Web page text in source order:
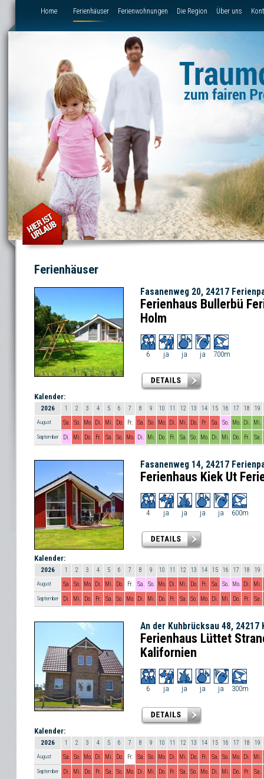
Direkt zum Inhalt
Home Ferienhäuser Ferienwohnungen Die Region Über uns
Ferienhäuser
Fasanenweg 20, 24217
Ferienhaus Bullerbü
Holm
6 ja ja ja 700m
Kalender:
2026 1 2 3 4 5 6 7 8 9 10 11 12 13 14 15 16 17 18 19
August Sa. So. Mo. Di. Mi. Do. Fr. Sa. So. Mo. Di. Mi. Do. Fr. Sa. So. Mo. Di. Mi.
September Di. Mi. Do. Fr. Sa. So. Mo. Di. Mi. Do. Fr. Sa. So. Mo. Di. Mi. Do. Fr. Sa.
Fasanenweg 14, 24217
Ferienhaus Kiek Ut
4 ja ja ja ja 600m
Kalender:
2026 1 2 3 4 5 6 7 8 9 10 11 12 13 14 15 16 17 18 19
August Sa. So. Mo. Di. Mi. Do. Fr. Sa. So. Mo. Di. Mi. Do. Fr. Sa. So. Mo. Di. Mi.
September Di. Mi. Do. Fr. Sa. So. Mo. Di. Mi. Do. Fr. Sa. So. Mo. Di. Mi. Do. Fr. Sa.
An der Kuhbrücksau 48, 24217
Ferienhaus Lüttet
Kalifornien
6 ja ja ja ja 300m
Kalender:
2026 1 2 3 4 5 6 7 8 9 10 11 12 13 14 15 16 17 18 19
August Sa. So. Mo. Di. Mi. Do. Fr. Sa. So. Mo. Di. Mi. Do. Fr. Sa. So. Mo. Di. Mi.
September Di. Mi. Do. Fr. Sa. So. Mo. Di. Mi. Do. Fr. Sa. So. Mo. Di. Mi. Do. Fr. Sa.